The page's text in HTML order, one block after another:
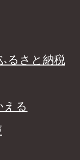
るさと納税
える